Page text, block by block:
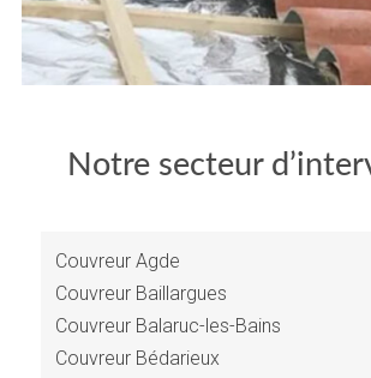
Notre secteur
Couvreur Agde
Couvreur Baillargues
Couvreur Balaruc-les-Bains
Couvreur Bédarieux